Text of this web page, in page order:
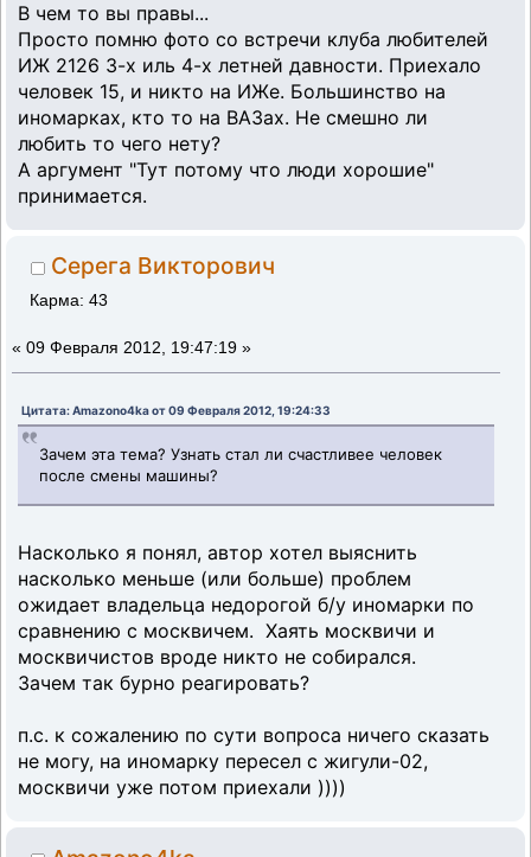
В чем то вы правы...
Просто помню фото со встречи клуба любителей
ИЖ 2126 3-х иль 4-х летней давности. Приехало
человек 15, и никто на ИЖе. Большинство на
иномарках, кто то на ВАЗах. Не смешно ли
любить то чего нету?
А аргумент "Тут потому что люди хорошие"
принимается.
Серега Викторович
Карма: 43
« 09 Февраля 2012, 19:47:19 »
Цитата: Amazono4ka от 09 Февраля 2012, 19:24:33
Зачем эта тема? Узнать стал ли счастливее человек
после смены машины?
Насколько я понял, автор хотел выяснить
насколько меньше (или больше) проблем
ожидает владельца недорогой б/у иномарки по
сравнению с москвичем. Хаять москвичи и
москвичистов вроде никто не собирался.
Зачем так бурно реагировать?
п.с. к сожалению по сути вопроса ничего сказать
не могу, на иномарку пересел с жигули-02,
москвичи уже потом приехали ))))